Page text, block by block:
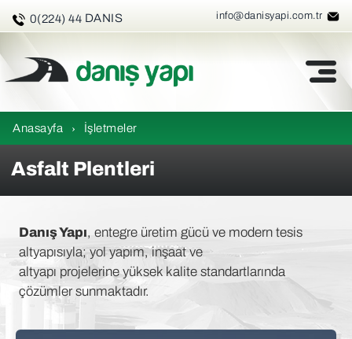
0(224) 44 DANIS
info@danisyapi.com.tr
Anasayfa › İşletmeler
Asfalt Plentleri
Danış Yapı, entegre üretim gücü ve modern tesis
altyapısıyla; yol yapım, inşaat ve
altyapı projelerine yüksek kalite standartlarında
çözümler sunmaktadır.